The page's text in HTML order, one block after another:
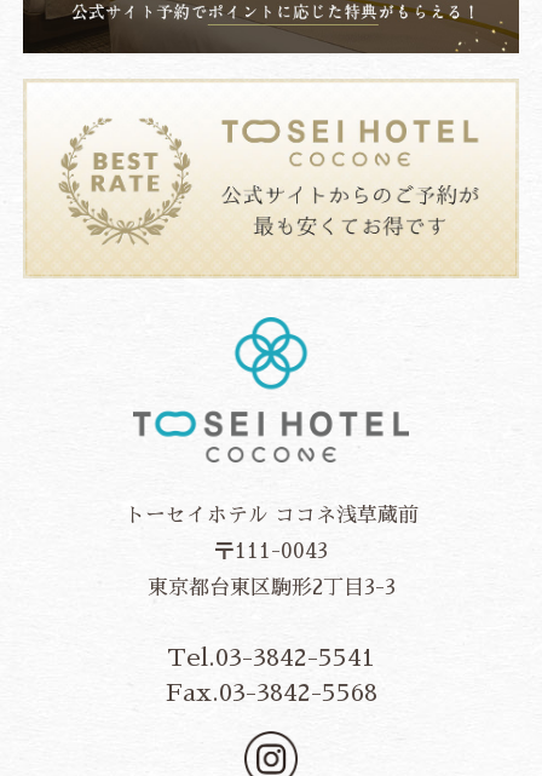
トーセイホテル ココネ浅草蔵前
〒111-0043
東京都台東区駒形2丁目3-3
Tel.03-3842-5541
Fax.03-3842-5568